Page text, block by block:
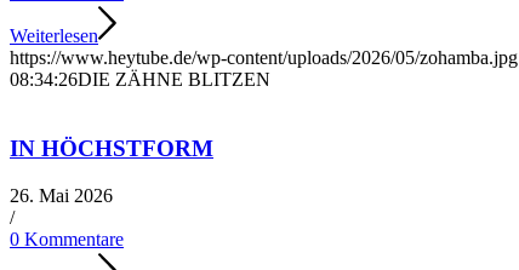
Weiterlesen
https://www.heytube.de/wp-content/uploads/2026/05/zohamba.jpg
08:34:26DIE ZÄHNE BLITZEN
IN HÖCHSTFORM
26. Mai 2026
/
0 Kommentare